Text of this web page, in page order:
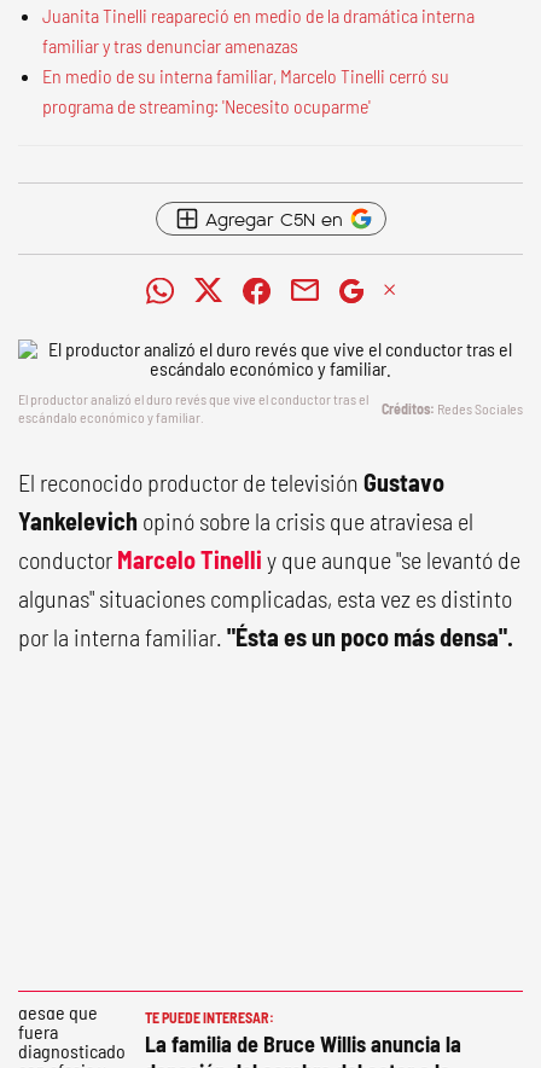
Juanita Tinelli reapareció en medio de la dramática interna
familiar y tras denunciar amenazas
En medio de su interna familiar, Marcelo Tinelli cerró su
programa de streaming: 'Necesito ocuparme'
Agregar C5N en
El productor analizó el duro revés que vive el conductor tras el
escándalo económico y familiar.
Redes Sociales
El reconocido productor de televisión Gustavo
Yankelevich opinó sobre la crisis que atraviesa el
conductor Marcelo Tinelli y que aunque "se levantó de
algunas" situaciones complicadas, esta vez es distinto
por la interna familiar. "Ésta es un poco más densa".
TE PUEDE INTERESAR:
La familia de Bruce Willis anuncia la